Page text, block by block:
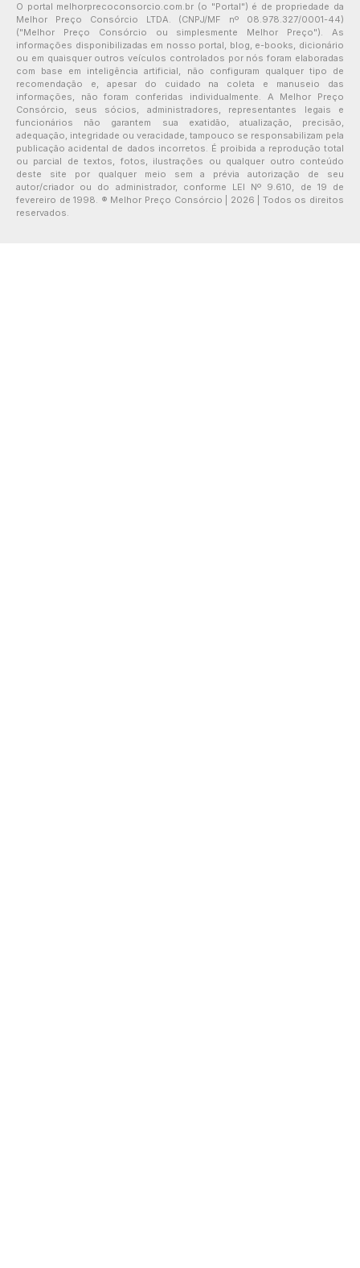
O portal melhorprecoconsorcio.com.br (o "Portal") é de propriedade da
Melhor Preço Consórcio LTDA. (CNPJ/MF nº 08.978.327/0001-44)
("Melhor Preço Consórcio ou simplesmente Melhor Preço"). As
informações disponibilizadas em nosso portal, blog, e-books, dicionário
ou em quaisquer outros veículos controlados por nós foram elaboradas
com base em inteligência artificial, não configuram qualquer tipo de
recomendação e, apesar do cuidado na coleta e manuseio das
informações, não foram conferidas individualmente. A Melhor Preço
Consórcio, seus sócios, administradores, representantes legais e
funcionários não garantem sua exatidão, atualização, precisão,
adequação, integridade ou veracidade, tampouco se responsabilizam pela
publicação acidental de dados incorretos. É proibida a reprodução total
ou parcial de textos, fotos, ilustrações ou qualquer outro conteúdo
deste site por qualquer meio sem a prévia autorização de seu
autor/criador ou do administrador, conforme LEI Nº 9.610, de 19 de
fevereiro de 1998. ® Melhor Preço Consórcio | 2026 | Todos os direitos
reservados.